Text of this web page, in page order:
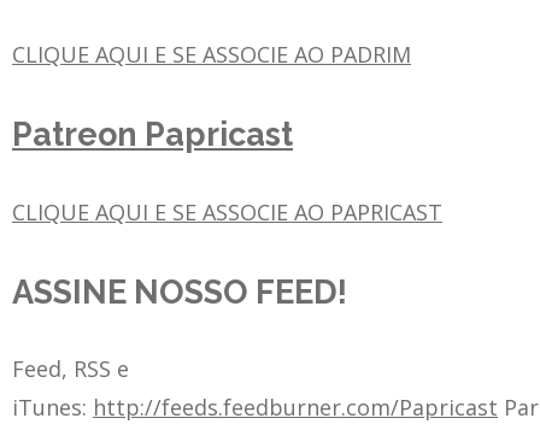
CLIQUE AQUI E SE ASSOCIE AO PADRIM
Patreon Papricast
CLIQUE AQUI E SE ASSOCIE AO PAPRICAST
ASSINE NOSSO FEED!
Feed, RSS e
iTunes: http://feeds.feedburner.com/Papricast